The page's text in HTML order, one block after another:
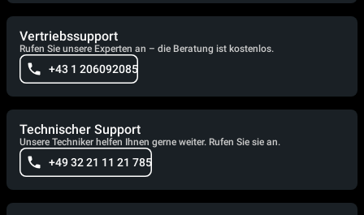
Vertriebssupport
Rufen Sie unsere Experten an – die Beratung ist kostenlos.
+43 1 206092085
Technischer Support
Unsere Techniker helfen Ihnen gerne weiter. Rufen Sie sie an.
+49 32 21 11 21 785